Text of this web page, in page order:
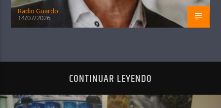
Radio Guardo
14/07/2026
CONTINUAR LEYENDO